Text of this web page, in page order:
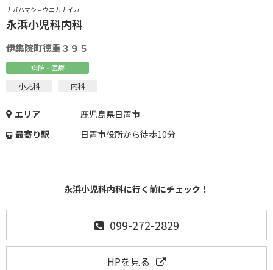
ナガハマショウニカナイカ
永浜小児科内科
伊集院町徳重３９５
病院・医療
小児科 内科
エリア
鹿児島県日置市
最寄り駅
日置市役所から徒歩10分
永浜小児科内科に行く前にチェック！
099-272-2829
HPを見る